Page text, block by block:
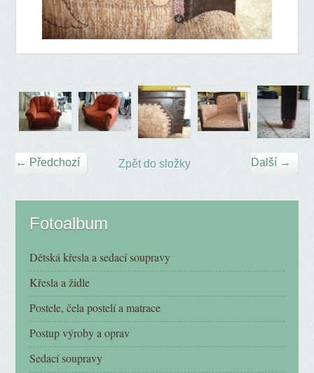
← Předchozí Další →
Zpět do složky
Fotoalbum
Dětská křesla a sedací soupravy
Křesla a židle
Postele, čela postelí a matrace
Postup výroby a oprav
Sedací soupravy